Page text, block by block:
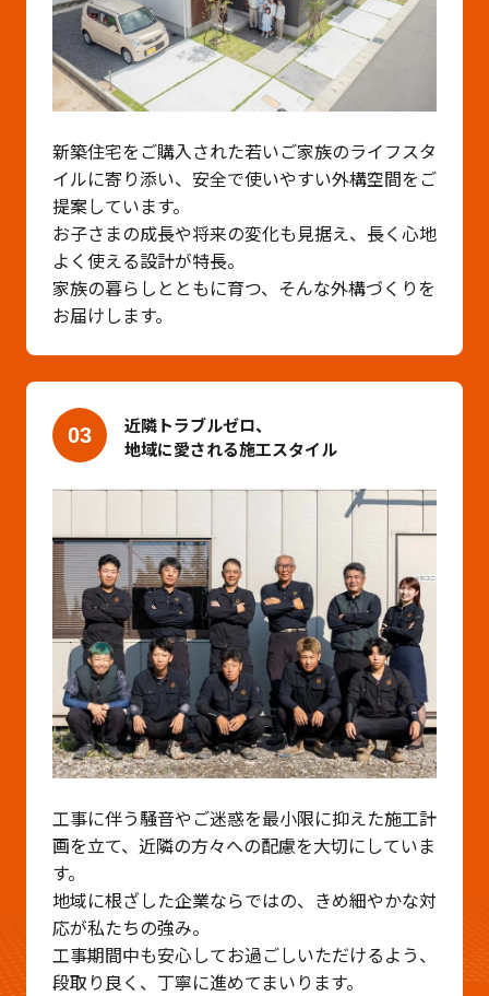
新築住宅をご購入された若いご家族のライフスタ
イルに寄り添い、安全で使いやすい外構空間をご
提案しています。
お子さまの成長や将来の変化も見据え、長く心地
よく使える設計が特長。
家族の暮らしとともに育つ、そんな外構づくりを
お届けします。
03
近隣トラブルゼロ、
地域に愛される施工スタイル
工事に伴う騒音やご迷惑を最小限に抑えた施工計
画を立て、近隣の方々への配慮を大切にしていま
す。
地域に根ざした企業ならではの、きめ細やかな対
応が私たちの強み。
工事期間中も安心してお過ごしいただけるよう、
段取り良く、丁寧に進めてまいります。